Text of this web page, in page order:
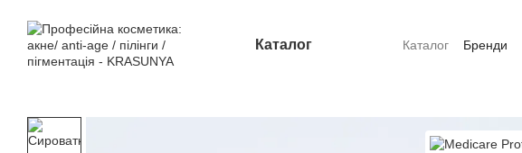
Каталог Каталог Бренди